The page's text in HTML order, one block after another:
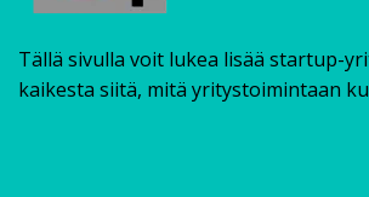
Tällä sivulla voit lukea lisää startup-
kaikesta siitä, mitä yritystoimintaan